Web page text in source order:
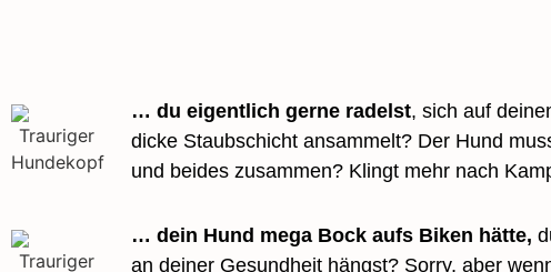
… du eigentlich gerne radelst, sich auf
dicke Staubschicht ansammelt? Der Hund
und beides zusammen? Klingt mehr nach
… dein Hund mega Bock aufs Biken hätte,
an deiner Gesundheit hängst? Sorry, aber